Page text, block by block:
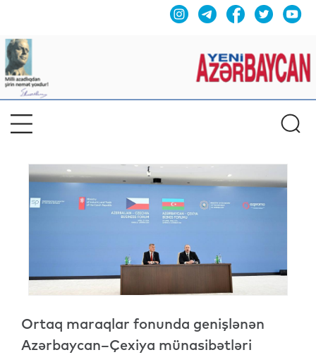
Ortaq maraqlar fonunda genişlənən
Azərbaycan–Çexiya münasibətləri